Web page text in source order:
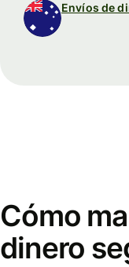
Envíos de
Cómo
dinero